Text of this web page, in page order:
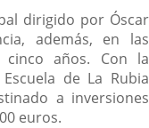
dirigido por Óscar
además, en las
cinco años. Con la
de La Rubia
a inversiones
euros.